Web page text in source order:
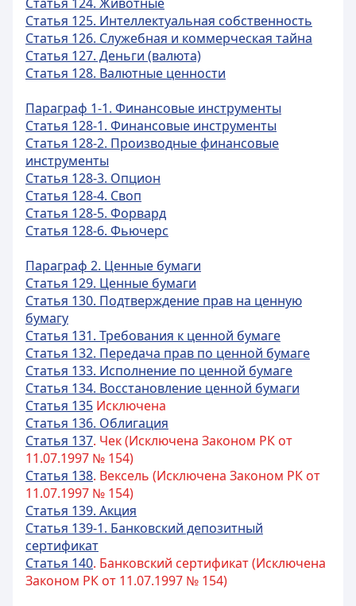
Статья 125. Интеллектуальная собственность
Статья 126. Служебная и коммерческая тайна
Статья 127. Деньги (валюта)
Статья 128. Валютные ценности
Параграф 1-1. Финансовые инструменты
Статья 128-1. Финансовые инструменты
Статья 128-2. Производные финансовые
инструменты
Статья 128-3. Опцион
Статья 128-4. Своп
Статья 128-5. Форвард
Статья 128-6. Фьючерс
Параграф 2. Ценные бумаги
Статья 129. Ценные бумаги
Статья 130. Подтверждение прав на ценную
бумагу
Статья 131. Требования к ценной бумаге
Статья 132. Передача прав по ценной бумаге
Статья 133. Исполнение по ценной бумаге
Статья 134. Восстановление ценной бумаги
Статья 135 Исключена
Статья 136. Облигация
Статья 137. Чек (Исключена Законом РК от
11.07.1997 № 154)
Статья 138. Вексель (Исключена Законом РК от
11.07.1997 № 154)
Статья 139. Акция
Статья 139-1. Банковский депозитный
сертификат
Статья 140. Банковский сертификат (Исключена
Законом РК от 11.07.1997 № 154)